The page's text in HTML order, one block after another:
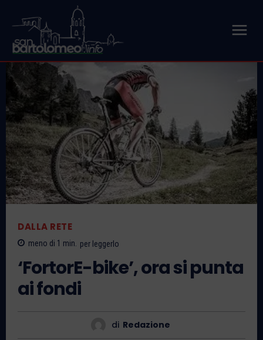
DALLA RETE
meno di 1 min. per leggerlo
‘FortorE-bike’, ora si punta
ai fondi
di Redazione